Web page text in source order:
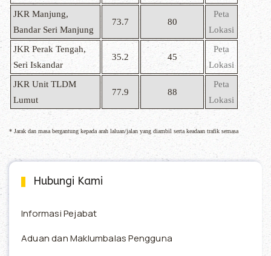
JKR Manjung,
Bandar Seri Manjung
73.7 80
Peta
Lokasi
JKR Perak Tengah,
Seri Iskandar
35.2 45
Peta
Lokasi
JKR Unit TLDM
Lumut
77.9 88
Peta
Lokasi
* Jarak dan masa bergantung kepada arah laluan/jalan yang diambil serta keadaan trafik semasa
Hubungi Kami
Informasi Pejabat
Aduan dan Maklumbalas Pengguna